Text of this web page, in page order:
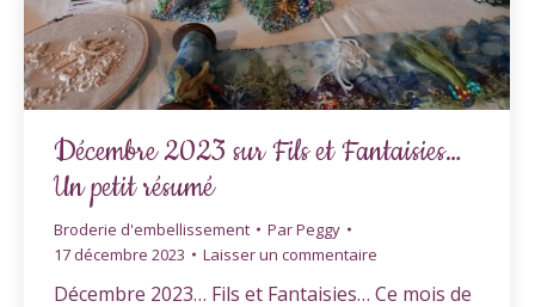
Décembre 2023 sur Fils et Fantaisies…
Un petit résumé
Broderie d'embellissement ParPeggy
17 décembre 2023
Laisser un commentaire
Décembre 2023… Fils et Fantaisies… Ce mois de